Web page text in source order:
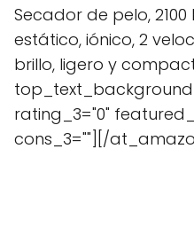
Secador de pelo,
estático, iónico, 2
brillo, ligero y
rating_3="0"
cons_3=""][/